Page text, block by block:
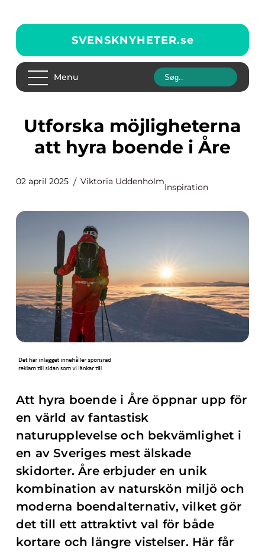
SVENSKNYHETER.se
Menu
Utforska möjligheterna
att hyra boende i Åre
02 april 2025 Viktoria Uddenholm
Inspiration
Att hyra boende i Åre öppnar upp för
en värld av fantastisk
naturupplevelse och bekvämlighet i
en av Sveriges mest älskade
skidorter. Åre erbjuder en unik
kombination av naturskön miljö och
moderna boendalternativ, vilket gör
det till ett attraktivt val för både
kortare och längre vistelser. Här får